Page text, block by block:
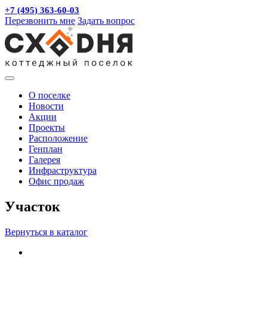
+7 (495) 363-60-03
Перезвонить мне Задать вопрос
О поселке
Новости
Акции
Проекты
Расположение
Генплан
Галерея
Инфраструктура
Офис продаж
Участок
Вернуться в каталог